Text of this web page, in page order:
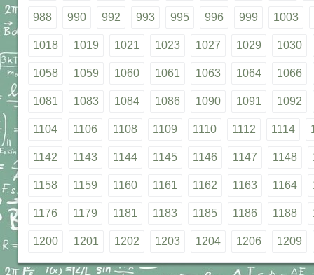
988 990 992 993 995 996 999 1003
1018 1019 1021 1023 1027 1029 1030
1058 1059 1060 1061 1063 1064 1066
1081 1083 1084 1086 1090 1091 1092
1104 1106 1108 1109 1110 1112 1114
1142 1143 1144 1145 1146 1147 1148
1158 1159 1160 1161 1162 1163 1164
1176 1179 1181 1183 1185 1186 1188
1200 1201 1202 1203 1204 1206 1209